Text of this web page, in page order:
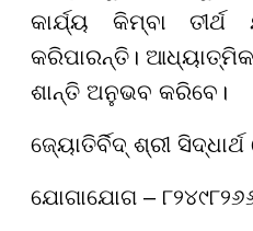
କାର୍ଯ୍ୟ କିମ୍ବା ତୀର୍ଥ
କରିପାରନ୍ତି।
ଶାନ୍ତି ଅନୁଭବ କରିବେ।
ଜ୍ୟୋତିର୍ବିଦ୍ ଶ୍ରୀ
ଯୋଗାଯୋଗ –